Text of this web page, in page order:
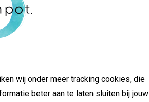
wij onder meer tracking cookies, die
beter aan te laten sluiten bij jouw